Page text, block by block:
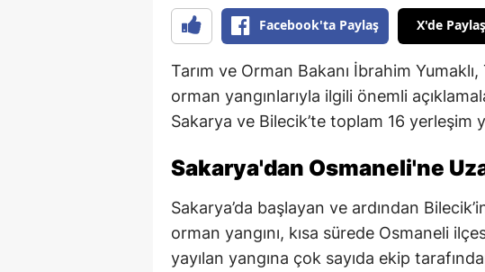
Facebook'ta Paylaş X'de Paylaş
Tarım ve Orman Bakanı İbrahim
orman yangınlarıyla ilgili önemli
Sakarya ve Bilecik’te toplam 16
Sakarya'dan Osmaneli'ne
Sakarya’da başlayan ve ardından
orman yangını, kısa sürede Osmaneli
yayılan yangına çok sayıda ekip